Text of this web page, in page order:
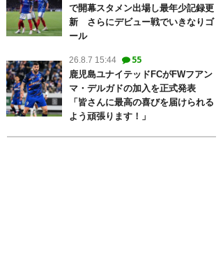
で開幕スタメン出場し最年少記録更
新 さらにデビュー戦でいきなりゴ
ール
26.8.7 15:44 55
鹿児島ユナイテッドFCがFWフアン
マ・デルガドの加入を正式発表
「皆さんに最高の喜びを届けられる
よう頑張ります！」